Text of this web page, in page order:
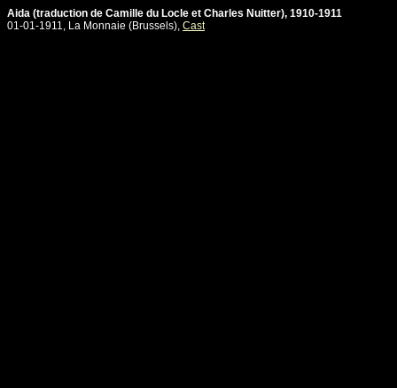
Aida (traduction de Camille du Locle et Charles Nuitter), 1910-1911
01-01-1911, La Monnaie (Brussels), Cast